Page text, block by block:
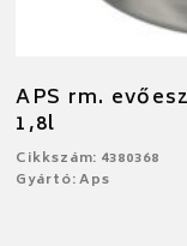
APS rm.
1,8l
Cikkszám: 4380368
Gyártó: Aps